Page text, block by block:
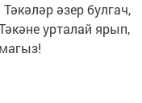
әзер булгач,
урталай ярып,